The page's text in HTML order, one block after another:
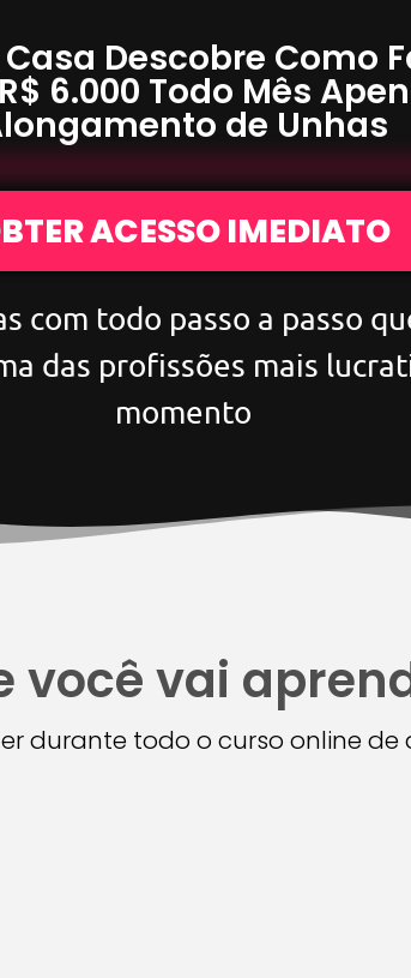
Descobre Como
R$ 6.000 Todo Mês
de Unhas
ACESSO IMEDIATO
com todo passo a passo
das profissões mais
momento
você vai
durante todo o curso online